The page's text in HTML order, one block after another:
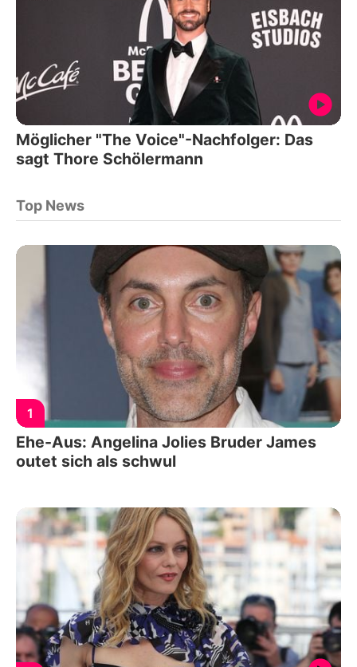
Möglicher "The Voice"-Nachfolger: Das
sagt Thore Schölermann
Top News
1
Ehe-Aus: Angelina Jolies Bruder James
outet sich als schwul